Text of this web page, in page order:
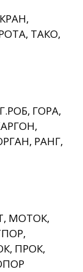
ТАКО,
ГОРА,
РАНГ,
МОТОК,
ПРОК,